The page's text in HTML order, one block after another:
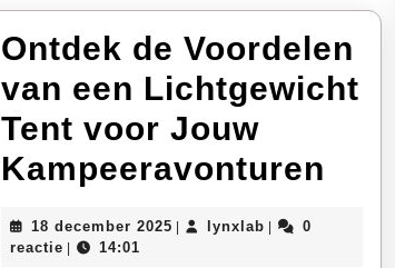
Ontdek de Voordelen
van een Lichtgewicht
Tent voor Jouw
Kampeeravonturen
18 december 202518
lynxlablynxlab
0
reactie
14:01